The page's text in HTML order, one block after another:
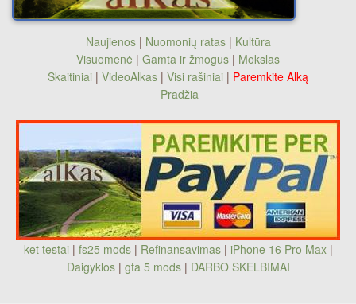
Naujienos| Nuomonių ratas| Kultūra
Visuomenė | Gamta ir žmogus | Mokslas
Skaitiniai | VideoAlkas | Visi rašiniai | Paremkite Alką
Pradžia
ket testai | fs25 mods| Refinansavimas| iPhone 16 Pro Max|
Daigyklos| gta 5 mods | DARBO SKELBIMAI